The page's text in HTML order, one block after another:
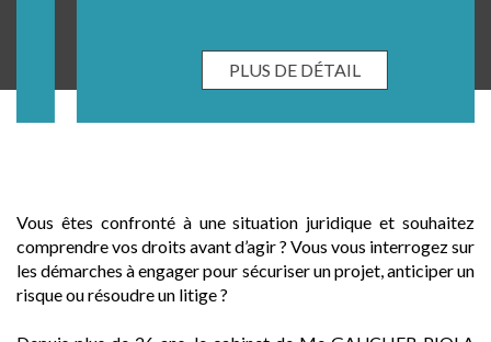
PLUS DE DÉTAIL
Vous êtes confronté à une situation juridique et souhaitez
comprendre vos droits avant d’agir ? Vous vous interrogez sur
les démarches à engager pour sécuriser un projet, anticiper un
risque ou résoudre un litige ?